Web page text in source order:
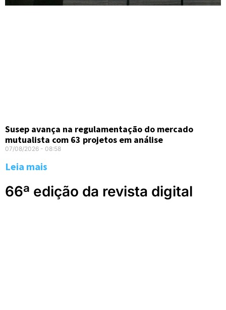
Susep avança na regulamentação do mercado
mutualista com 63 projetos em análise
07/08/2026 08:58
Leia mais
66ª edição da revista digital